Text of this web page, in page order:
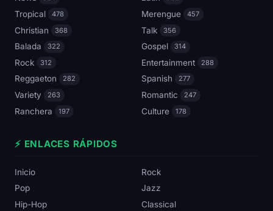
Tropical 478 Merengue 457
Christian 368 Talk 356
Balada 322 Gospel 314
Rock 312 Entertainment 288
Reggaeton 282 Spanish 277
Variety 263 Romantic 247
Ranchera 197 Culture 178
⚡ ENLACES RÁPIDOS
Inicio
Rock
Pop
Jazz
Hip-Hop
Classical